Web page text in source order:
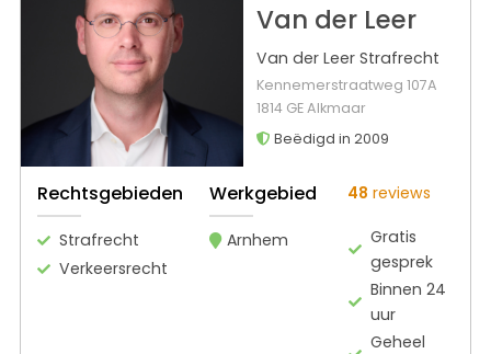
Van der Leer
Van der Leer Strafrecht
Kennemerstraatweg 107A
1814 GE Alkmaar
Beëdigd in 2009
Rechtsgebieden
Strafrecht
Verkeersrecht
Werkgebied
Arnhem
48 reviews
Gratis
gesprek
Binnen 24
uur
Geheel